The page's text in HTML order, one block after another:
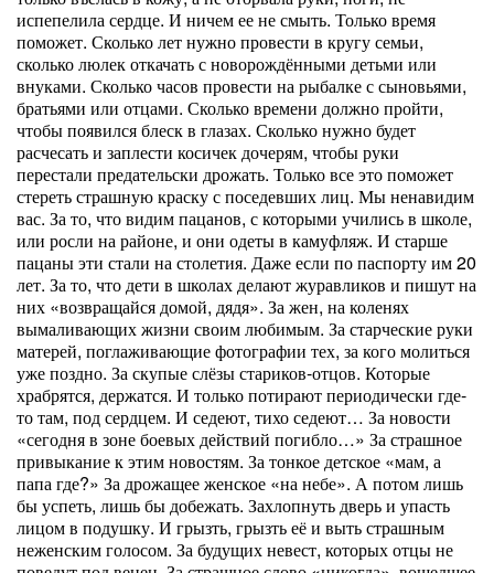
испепелила сердце. И ничем ее не смыть. Только время
поможет. Сколько лет нужно провести в кругу семьи,
сколько люлек откачать с новорождёнными детьми или
внуками. Сколько часов провести на рыбалке с сыновьями,
братьями или отцами. Сколько времени должно пройти,
чтобы появился блеск в глазах. Сколько нужно будет
расчесать и заплести косичек дочерям, чтобы руки
перестали предательски дрожать. Только все это поможет
стереть страшную краску с поседевших лиц. Мы ненавидим
вас. За то, что видим пацанов, с которыми учились в школе,
или росли на районе, и они одеты в камуфляж. И старше
пацаны эти стали на столетия. Даже если по паспорту им 20
лет. За то, что дети в школах делают журавликов и пишут на
них «возвращайся домой, дядя». За жен, на коленях
вымаливающих жизни своим любимым. За старческие руки
матерей, поглаживающие фотографии тех, за кого молиться
уже поздно. За скупые слёзы стариков-отцов. Которые
храбрятся, держатся. И только потирают периодически где-
то там, под сердцем. И седеют, тихо седеют… За новости
«сегодня в зоне боевых действий погибло…» За страшное
привыкание к этим новостям. За тонкое детское «мам, а
папа где?» За дрожащее женское «на небе». А потом лишь
бы успеть, лишь бы добежать. Захлопнуть дверь и упасть
лицом в подушку. И грызть, грызть её и выть страшным
неженским голосом. За будущих невест, которых отцы не